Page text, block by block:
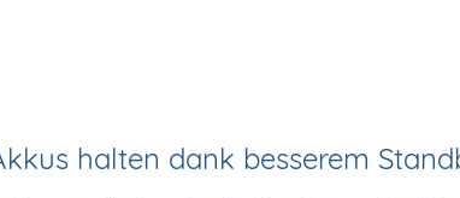
halten dank besserem